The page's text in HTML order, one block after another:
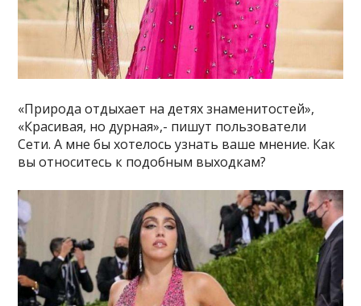
«Природа отдыхает на детях знаменитостей»,
«Красивая, но дурная»,- пишут пользователи
Сети. А мне бы хотелось узнать ваше мнение. Как
вы относитесь к подобным выходкам?